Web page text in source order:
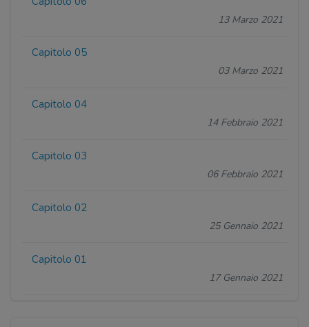
13 Marzo 2021
Capitolo 05
03 Marzo 2021
Capitolo 04
14 Febbraio 2021
Capitolo 03
06 Febbraio 2021
Capitolo 02
25 Gennaio 2021
Capitolo 01
17 Gennaio 2021